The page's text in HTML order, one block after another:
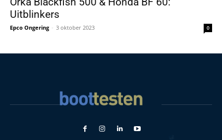
Uitblinkers
Epco Ongering - 3 oktober 2023 0